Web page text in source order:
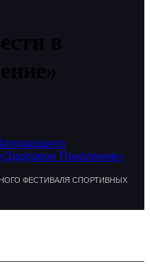
в
Поколение»
ФЕСТИВАЛЯ СПОРТИВНЫХ